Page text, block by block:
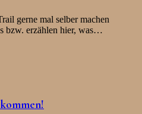
gerne mal selber machen
bzw. erzählen hier, was…